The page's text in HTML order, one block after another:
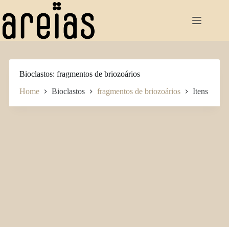
para
o
conteúdo
Bioclastos fragmentos de briozoários
Home Bioclastos fragmentos de briozoários Itens